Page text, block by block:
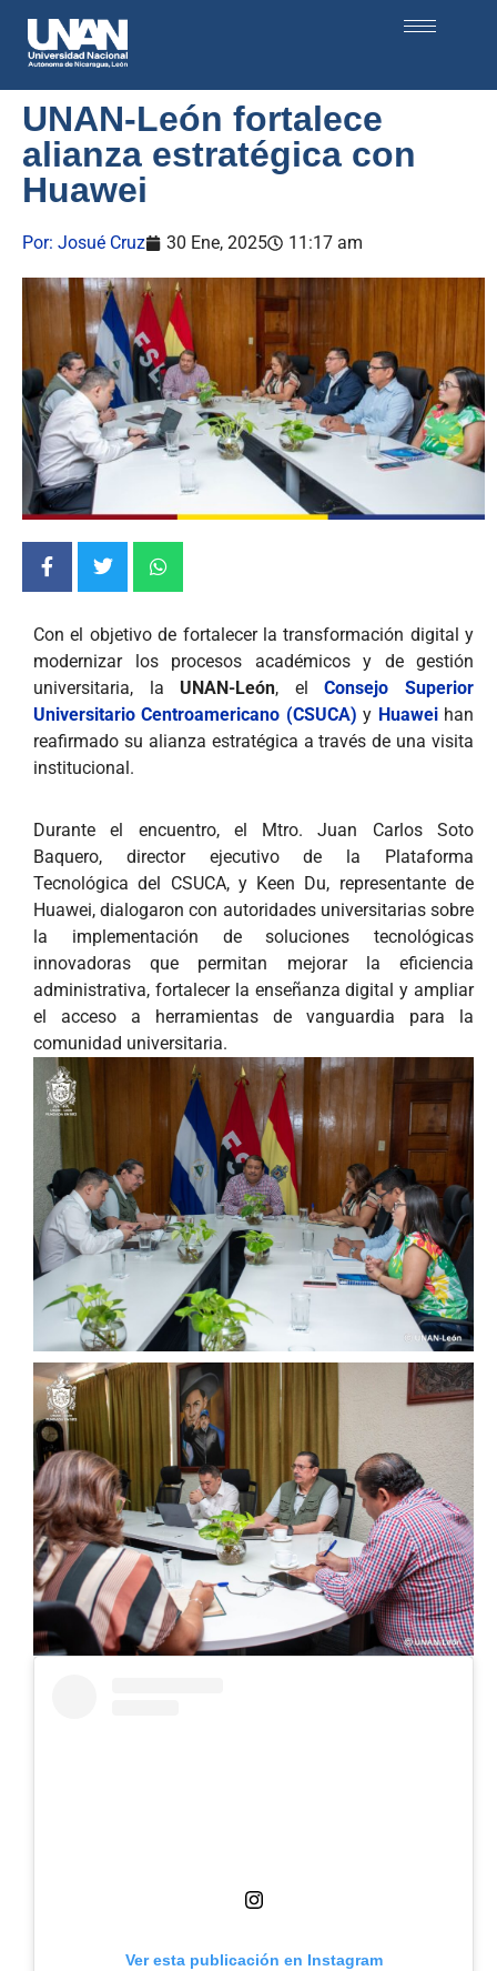
UNAN-León fortalece
alianza estratégica con
Huawei
Por: Josué Cruz 30 Ene, 2025 11:17 am
Con el objetivo de fortalecer la transformación digital y
modernizar los procesos académicos y de gestión
universitaria, la UNAN-León, elConsejo Superior
Universitario Centroamericano (CSUCA) y Huaweihan
reafirmado su alianza estratégica a través de una visita
institucional.
Durante el encuentro, el Mtro. Juan Carlos Soto
Baquero, director ejecutivo de la Plataforma
Tecnológica del CSUCA, y Keen Du, representante de
Huawei, dialogaron con autoridades universitarias sobre
la implementación de soluciones tecnológicas
innovadoras que permitan mejorar la eficiencia
administrativa, fortalecer la enseñanza digital y ampliar
el acceso a herramientas de vanguardia para la
comunidad universitaria.
Ver esta publicación en Instagram